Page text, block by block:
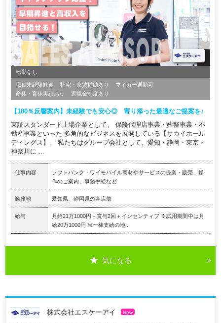
転勤なし
職種未経験歓迎 社宅・家賃補助あり
マイカー通勤可
産休・育休実績あり
退職金制度あり
【100％反響案内】未経験でも安心◎ 寄り添った最適なご提案を♪
東証スタンダード上場企業として、 保険代理店事業・葬祭事業・不
動産事業といった 多角的なビジネスを展開している【サカイホール
ディングス】。 私たちはグループ会社として、愛知・静岡・東京・
神奈川に ...
仕事内容
ソフトバンク・ワイモバイル商材やサービスの提案・販売、操
作のご案内、事務手続など
勤務地 愛知県、静岡県の各店舗
給与
月給21万1000円＋賞与2回＋インセンティブ ※試用期間中は月
給20万1000円 ※一律支給の地...
気になる
株式会社エスケーアイ New